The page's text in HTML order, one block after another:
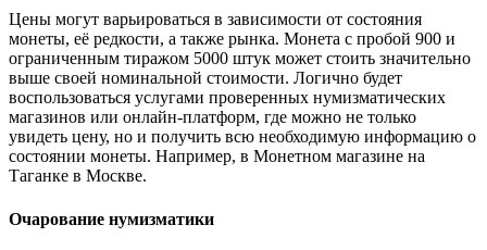
Цены могут варьироваться в зависимости от состояния
монеты, её редкости, а также рынка. Монета с пробой 900 и
ограниченным тиражом 5000 штук может стоить значительно
выше своей номинальной стоимости. Логично будет
воспользоваться услугами проверенных нумизматических
магазинов или онлайн-платформ, где можно не только
увидеть цену, но и получить всю необходимую информацию о
состоянии монеты. Например, в Монетном магазине на
Таганке в Москве.
Очарование нумизматики